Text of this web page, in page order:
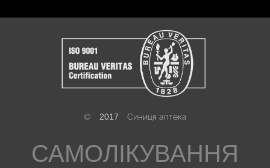
© 2017 Синиця аптека
САМОЛІКУВАННЯ